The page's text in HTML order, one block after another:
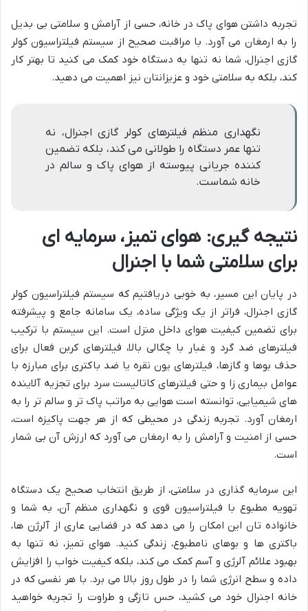
تجربه داشتن هوای پاک در خانه، حسی از آرامش و سلامتی بی بدیل
را به ارمغان می آورد. با مراقبت صحیح از سیستم فیلتراسیون کولر
گازی اجنرال، شما نه تنها به دستگاه خود کمک می کنید تا بهتر کار
کند، بلکه به سلامتی خود و عزیزانتان نیز اهمیت می دهید.
نگهداری منظم فیلترهای کولر گازی اجنرال، نه
تنها عمر دستگاه را طولانی می کند، بلکه تضمین
کننده جریانی پیوسته از هوای پاک و سالم در
خانه شماست.
نتیجه گیری: هوای تمیز، سرمایه ای
برای سلامتی شما با اجنرال
در پایان این مسیر، به خوبی دریافتیم که سیستم فیلتراسیون کولر
گازی اجنرال، فراتر از یک ویژگی ساده، یک سامانه جامع و پیشرفته
برای تضمین کیفیت هوای داخل منزل است. این سیستم با ترکیب
فیلترهای ضد گرد و غبار با چگالی بالا، فیلترهای کربن فعال برای
حذف بوها و گازها، فیلترهای یون نقره یا ضد باکتری برای مبارزه با
عوامل بیماری زا و حتی فیلترهای کاتالیست سرد برای تجزیه آلاینده
های شیمیایی، توانسته است هوایی به مراتب پاک تر و سالم تر را به
ارمغان آورد. تجربه زندگی در محیطی که از هر جهت پاکیزه است،
حسی از امنیت و آرامش را به ارمغان می آورد که ارزش آن بی شمار
است.
این سرمایه گذاری در سلامتی، از طریق انتخاب صحیح یک دستگاه
تهویه مطبوع با فیلتراسیون قوی و نگهداری منظم آن، به شما و
خانواده تان این امکان را می دهد که در فضایی عاری از آلرژن ها،
باکتری ها و بوهای نامطبوع، زندگی کنید. هوای تمیز، نه تنها به
بهبود علائم آلرژی و آسم کمک می کند، بلکه کیفیت خواب را افزایش
داده و سطح انرژی شما را در طول روز بالا می برد. با هر نفسی که در
خانه اجنرال خود می کشید، حس تازگی و طراوت را تجربه خواهید